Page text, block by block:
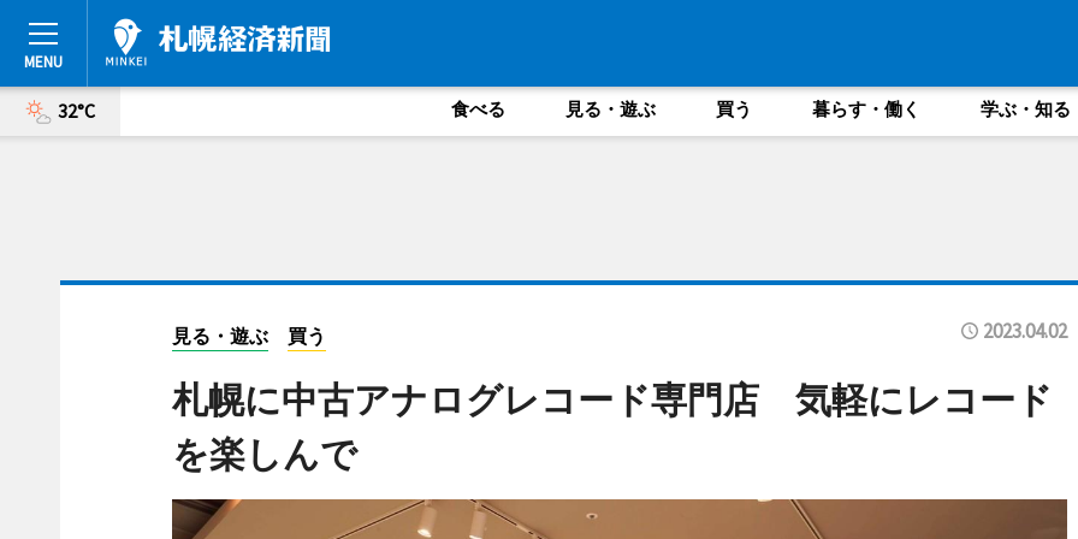
32°C 食べる 見る・遊ぶ 買う 暮らす・働く 学ぶ・知る
見る・遊ぶ 買う 2023.04.02
札幌に中古アナログレコード専門店 気軽にレコード
を楽しんで